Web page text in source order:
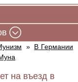
» В Германии
на въезд в